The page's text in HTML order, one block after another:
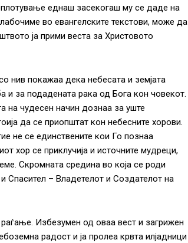
еднаш засекогаш му се даде на
во евангелските текстови, може да
ја прими веста за Христовото
нив покажаа дека небесата и земјата
и за подадената рака од Бога кон човекот.
на чудесен начин дознаа за уште
да се приопштат кон небесните хорови.
не се единствените кои Го познаа
хор се приклучија и источните мудреци,
Скромната средина во која се роди
Спасител – Владетелот и Создателот на
Избезумен од оваа вест и загрижен
радост и ја пролеа крвта илјадници